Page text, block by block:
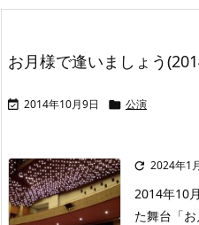
お月様で逢いましょう
 2014年10月9日  公演
 2024年1
2014年10
た舞台「